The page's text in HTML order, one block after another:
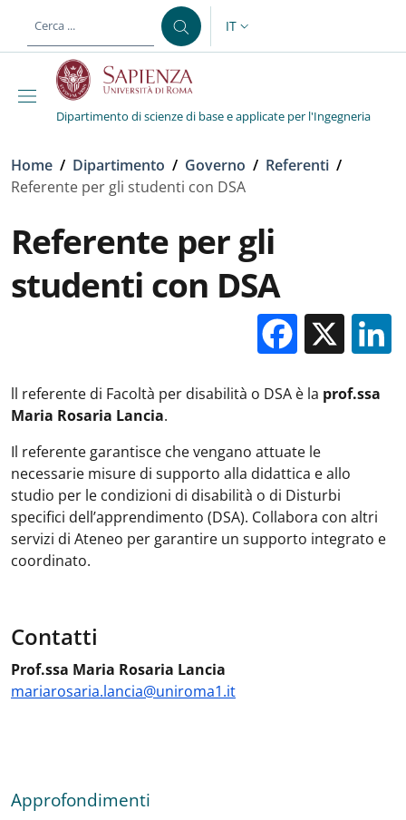
al contenuto principale
SELETTORE LINGUA:
IT
Dipartimento di scienze di base e applicate per l'Ingegneria
Briciole di pane
Home / Dipartimento / Governo / Referenti /
Referente per gli studenti con DSA
Referente per gli
studenti con DSA
X
ll referente di Facoltà per disabilità o DSA è la prof.ssa
Maria Rosaria Lancia.
Il referente garantisce che vengano attuate le
necessarie misure di supporto alla didattica e allo
studio per le condizioni di disabilità o di Disturbi
specifici dell’apprendimento (DSA). Collabora con altri
servizi di Ateneo per garantire un supporto integrato e
coordinato.
Contatti
Prof.ssa Maria Rosaria Lancia
mariarosaria.lancia@uniroma1.it
Approfondimenti